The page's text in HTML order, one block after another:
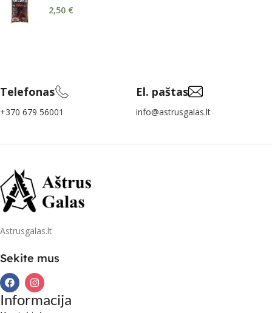
2,50 €
Telefonas
+370 679 56001
El. paštas
info@astrusgalas.lt
Astrusgalas.lt
Sekite mus
Informacija